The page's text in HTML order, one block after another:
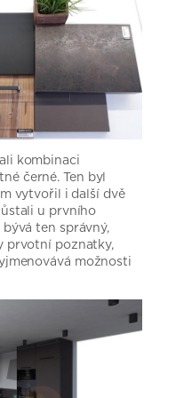
kombinaci
černé. Ten byl
vytvořil i další dvě
u prvního
ten správný,
prvotní poznatky,
možnosti